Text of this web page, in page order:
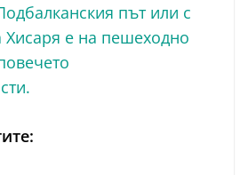
път или с
е на пешеходно